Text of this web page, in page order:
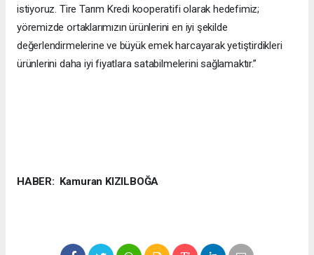
istiyoruz. Tire Tarım Kredi kooperatifi olarak hedefimiz;
yöremizde ortaklarımızın ürünlerini en iyi şekilde
değerlendirmelerine ve büyük emek harcayarak yetiştirdikleri
ürünlerini daha iyi fiyatlara satabilmelerini sağlamaktır.”
HABER: Kamuran KIZILBOĞA